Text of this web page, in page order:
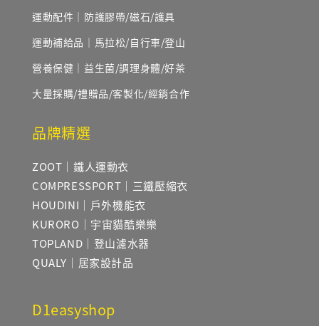
運動配件｜防護膠帶/磁石/護具
運動補給品｜馬拉松/自行車/登山
營養保健｜益生菌/調理身體/好茶
大量採購/禮贈品/客製化/經銷合作
品牌精選
ZOOT｜鐵人運動衣
COMPRESSPORT｜三鐵壓縮衣
HOUDINI｜戶外機能衣
KURORO｜宇宙貓酷樂樂
TOPLAND｜登山濾水器
QUALY｜居家設計品
D1easyshop